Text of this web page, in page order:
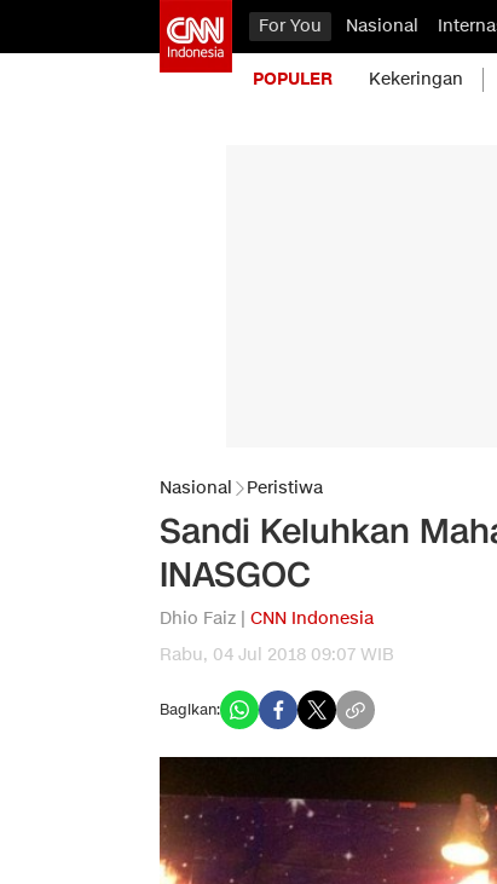
For You Nasional
POPULER Kekeringan
Nasional Peristiwa
Sandi Keluhkan
INASGOC
Dhio Faiz | CNN Indonesia
Rabu, 04 Jul 2018 09:07 WIB
Bagikan: